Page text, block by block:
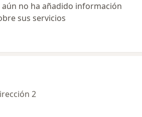
aún no ha añadido información
sus servicios
2